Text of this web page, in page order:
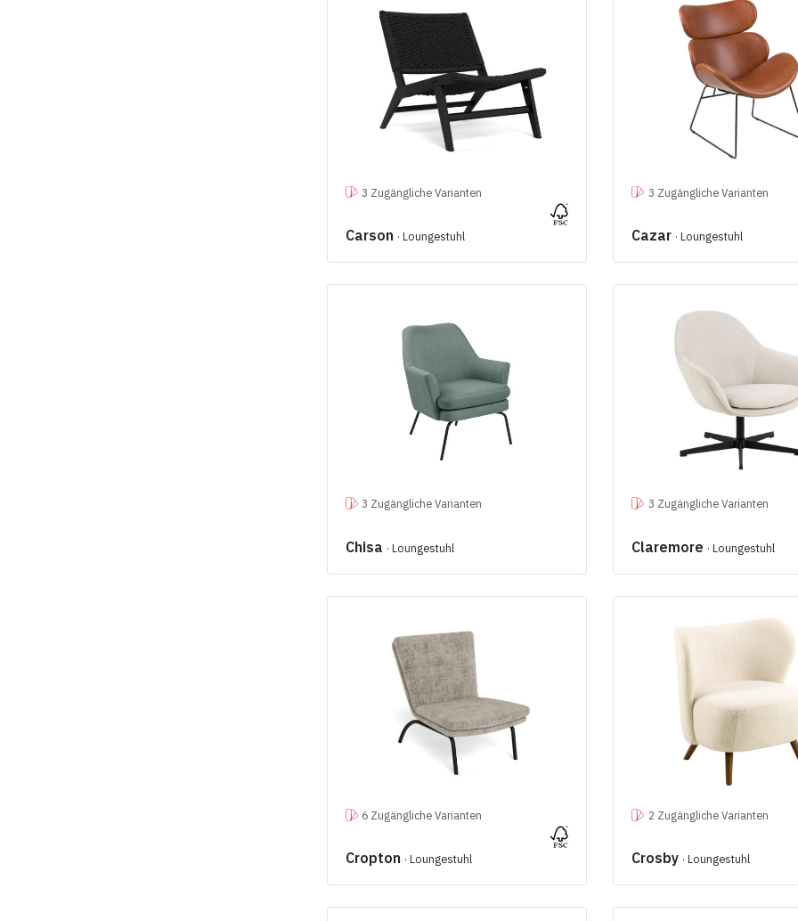
3 Zugängliche Varianten
Carson · Loungestuhl
3 Zugängliche Varianten
Cazar · Loungestuhl
3 Zugängliche Varianten
Chisa · Loungestuhl
3 Zugängliche Varianten
Claremore · Loungestuhl
6 Zugängliche Varianten
Cropton · Loungestuhl
2 Zugängliche Varianten
Crosby · Loungestuhl